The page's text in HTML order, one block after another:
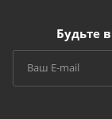
Будьте